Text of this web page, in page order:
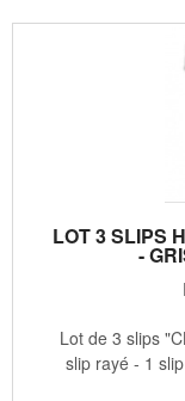
LOT 3 SLIPS
-
Lot de 3 slips
slip rayé - 1